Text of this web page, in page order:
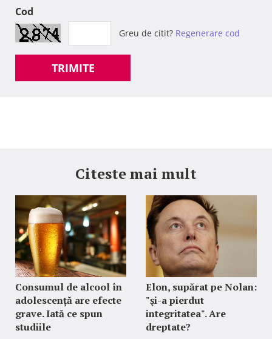
Cod
Greu de citit? Regenerare cod
TRIMITE
Citeste mai mult
Consumul de alcool în
adolescență are efecte
grave. Iată ce spun
studiile
Elon, supărat pe Nolan:
"şi-a pierdut
integritatea". Are
dreptate?